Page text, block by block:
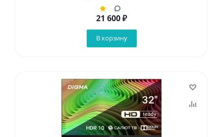
21 600₽
В корзину